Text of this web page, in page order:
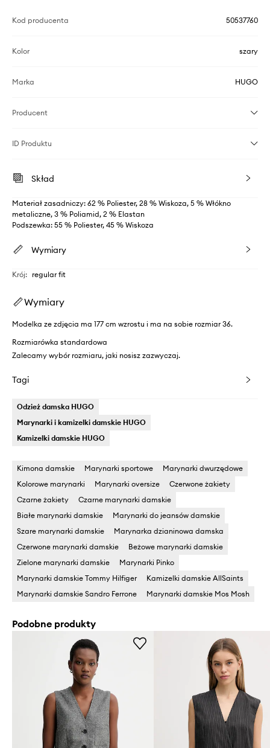
Kod producenta 50537760
Kolor szary
Marka HUGO
Producent
ID Produktu
Skład
Materiał zasadniczy: 62 % Poliester, 28 % Wiskoza, 5 % Włókno
metaliczne, 3 % Poliamid, 2 % Elastan
Podszewka: 55 % Poliester, 45 % Wiskoza
Wymiary
Krój: regular fit
Wymiary
Modelka ze zdjęcia ma 177 cm wzrostu i ma na sobie rozmiar 36.
Rozmiarówka standardowa
Zalecamy wybór rozmiaru, jaki nosisz zazwyczaj.
Tagi
Odzież damska HUGO
Marynarki i kamizelki damskie HUGO
Kamizelki damskie HUGO
Kimona damskie Marynarki sportowe
Marynarki dwurzędowe
Kolorowe marynarki
Marynarki oversize
Czerwone żakiety
Czarne żakiety
Czarne marynarki damskie
Białe marynarki damskie
Marynarki do jeansów damskie
Szare marynarki damskie
Marynarka dzianinowa damska
Czerwone marynarki damskie
Beżowe marynarki damskie
Zielone marynarki damskie
Marynarki Pinko
Marynarki damskie Tommy Hilfiger
Kamizelki damskie AllSaints
Marynarki damskie Sandro Ferrone
Marynarki damskie Mos Mosh
Podobne produkty